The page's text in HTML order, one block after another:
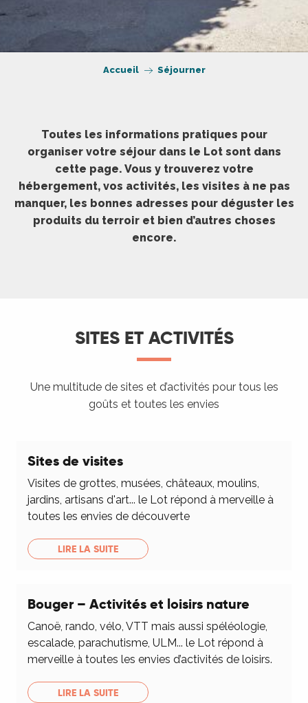
Accueil Séjourner
Toutes les informations pratiques pour
organiser votre séjour dans le Lot sont dans
cette page. Vous y trouverez votre
hébergement, vos activités, les visites à ne pas
manquer, les bonnes adresses pour déguster les
produits du terroir et bien d’autres choses
encore.
SITES ET ACTIVITÉS
Une multitude de sites et d’activités pour tous les
goûts et toutes les envies
Sites de visites
Visites de grottes, musées, châteaux, moulins,
jardins, artisans d'art... le Lot répond à merveille à
toutes les envies de découverte
LIRE LA SUITE
Bouger – Activités et loisirs nature
Canoë, rando, vélo, VTT mais aussi spéléologie,
escalade, parachutisme, ULM... le Lot répond à
merveille à toutes les envies d’activités de loisirs.
LIRE LA SUITE